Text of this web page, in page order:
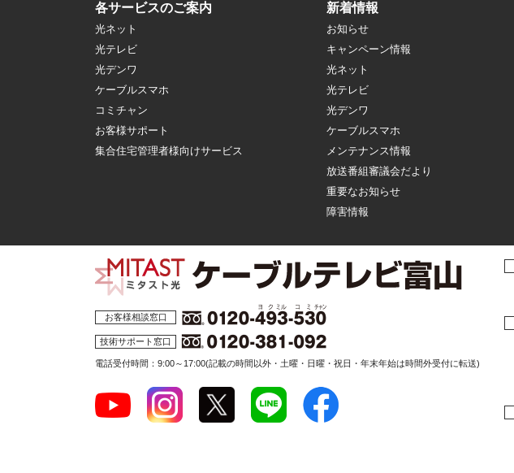
各サービスのご案内
光ネット
光テレビ
光デンワ
ケーブルスマホ
コミチャン
お客様サポート
集合住宅管理者様向けサービス
新着情報
お知らせ
キャンペーン情報
光ネット
光テレビ
光デンワ
ケーブルスマホ
メンテナンス情報
放送番組審議会だより
重要なお知らせ
障害情報
お客様相談窓口
技術サポート窓口
電話受付時間：9:00～17:00(記載の時間以外・土曜・日曜・祝日・年末年始は時間外受付に転送)